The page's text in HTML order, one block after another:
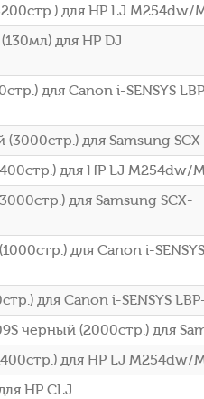
для HP LJ
для HP DJ
для Canon i-SENSYS
для Samsung
для HP LJ
для Samsung SCX-
для Canon i-
для Canon i-SENSYS
черный (2000стр.) для
для HP LJ
HP CLJ